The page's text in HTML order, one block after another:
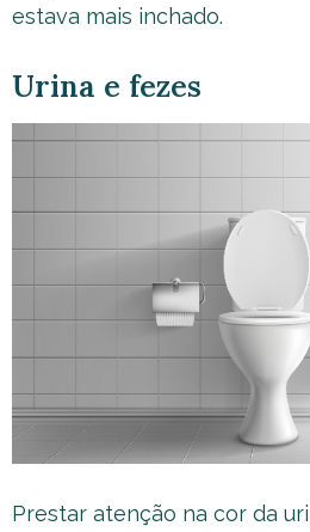
estava mais inchado.
Urina e fezes
Prestar atenção na cor da